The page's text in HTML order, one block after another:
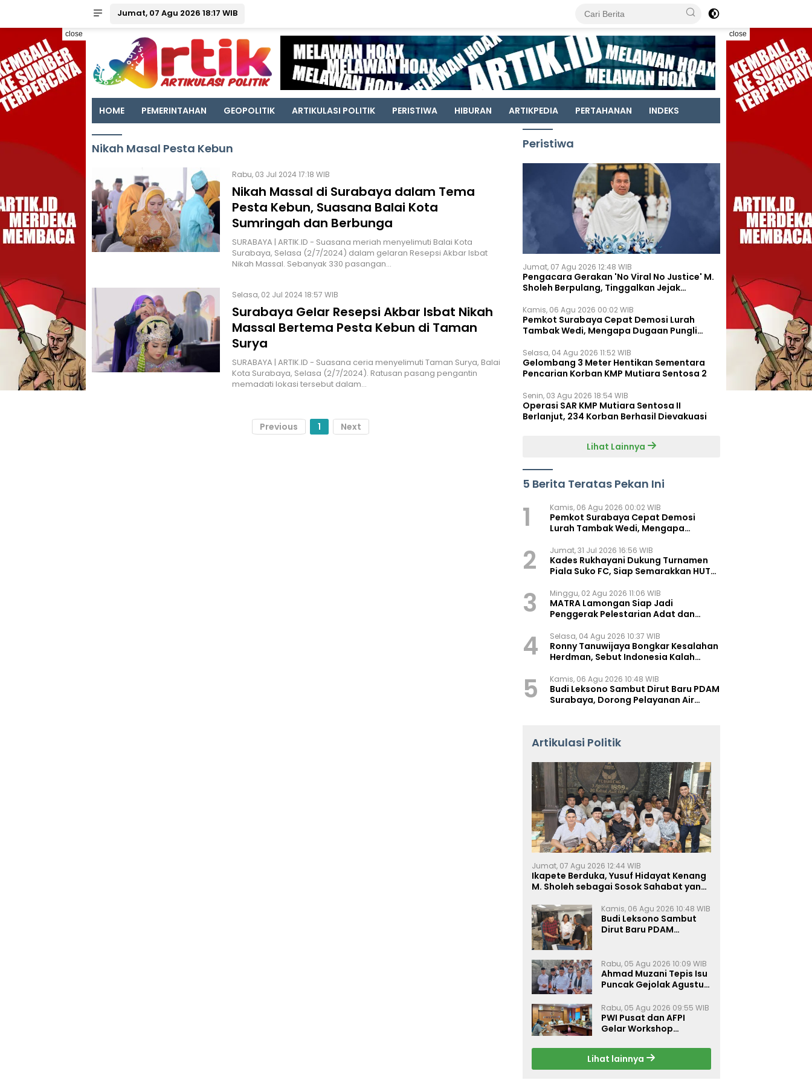
Jumat, 07 Agu 2026 18:17 WIB
close close
HOME PEMERINTAHAN GEOPOLITIK ARTIKULASI POLITIK PERISTIWA HIBURAN ARTIKPEDIA PERTAHANAN INDEKS
Nikah Masal Pesta Kebun
Rabu, 03 Jul 2024 17:18 WIB
Nikah Massal di Surabaya dalam Tema
Pesta Kebun, Suasana Balai Kota
Sumringah dan Berbunga
SURABAYA | ARTIK.ID - Suasana meriah menyelimuti Balai Kota
Surabaya, Selasa (2/7/2024) dalam gelaran Resepsi Akbar Isbat
Nikah Massal. Sebanyak 330 pasangan…
Selasa, 02 Jul 2024 18:57 WIB
Surabaya Gelar Resepsi Akbar Isbat Nikah
Massal Bertema Pesta Kebun di Taman
Surya
SURABAYA | ARTIK.ID - Suasana ceria menyelimuti Taman Surya, Balai
Kota Surabaya, Selasa (2/7/2024). Ratusan pasang pengantin
memadati lokasi tersebut dalam…
Previous 1 Next
Peristiwa
Jumat, 07 Agu 2026 12:48 WIB
Pengacara Gerakan 'No Viral No Justice' M.
Sholeh Berpulang, Tinggalkan Jejak
Kamis, 06 Agu 2026 00:02 WIB
Pemkot Surabaya Cepat Demosi Lurah
Tambak Wedi, Mengapa Dugaan Pungli
Selasa, 04 Agu 2026 11:52 WIB
Gelombang 3 Meter Hentikan Sementara
Pencarian Korban KMP Mutiara Sentosa 2
Senin, 03 Agu 2026 18:54 WIB
Operasi SAR KMP Mutiara Sentosa II
Berlanjut, 234 Korban Berhasil Dievakuasi
Lihat Lainnya
5 Berita Teratas Pekan Ini
1 Kamis, 06 Agu 2026 00:02 WIB
Pemkot Surabaya Cepat Demosi
Lurah Tambak Wedi, Mengapa
2 Jumat, 31 Jul 2026 16:56 WIB
Kades Rukhayani Dukung Turnamen
Piala Suko FC, Siap Semarakkan HUT
3 Minggu, 02 Agu 2026 11:06 WIB
MATRA Lamongan Siap Jadi
Penggerak Pelestarian Adat dan
4 Selasa, 04 Agu 2026 10:37 WIB
Ronny Tanuwijaya Bongkar Kesalahan
Herdman, Sebut Indonesia Kalah
5 Kamis, 06 Agu 2026 10:48 WIB
Budi Leksono Sambut Dirut Baru PDAM
Surabaya, Dorong Pelayanan Air
Artikulasi Politik
Jumat, 07 Agu 2026 12:44 WIB
Ikapete Berduka, Yusuf Hidayat Kenang
M. Sholeh sebagai Sosok Sahabat yang
Kamis, 06 Agu 2026 10:48 WIB
Budi Leksono Sambut
Dirut Baru PDAM
Makin Prima
Rabu, 05 Agu 2026 10:09 WIB
Ahmad Muzani Tepis Isu
Puncak Gejolak Agustus
Perkuat Persatuan
Rabu, 05 Agu 2026 09:55 WIB
PWI Pusat dan AFPI
Gelar Workshop
Inklusi Keuangan, dan
Perlindungan Publik
Lihat lainnya